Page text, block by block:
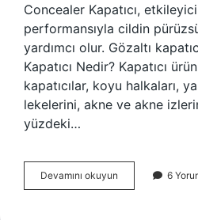
Concealer Kapatıcı,
performansıyla cildin
yardımcı olur. Gözaltı
Kapatıcı Nedir? Kapatıcı
kapatıcılar, koyu halkaları,
lekelerini, akne ve akne
yüzdeki…
Devamını okuyun
N
6